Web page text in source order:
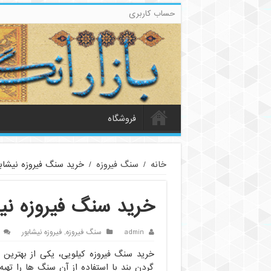
حساب کاربری
فروشگاه
خانه / سنگ فیروزه / خرید سنگ فیروزه
خرید سنگ فیروزه
admin سنگ فیروزه,فیروزه نیشابور
خرید سنگ فیروزه کیلویی، یکی از
گردن بند با استفاده از آن سنگ ها را